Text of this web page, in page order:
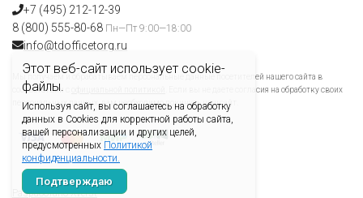
Этот веб-сайт использует cookie-
файлы.
Используя сайт, вы соглашаетесь на обработку
данных в Cookies для корректной работы сайта,
вашей персонализации и других целей,
предусмотренных Политикой
конфиденциальности.
Подтверждаю
+7 (495) 212-12-39
8 (800) 555-80-68 Пн—Пт 9:00—18:00
info@tdofficetorg.ru
Мы получаем и обрабатываем персональные данные посетителей нашего сайта в
соответствии с
. Если вы не даете согласия на обработку своих
персональных данных, вам необходимо покинуть наш сайт.
Разработано Xverst